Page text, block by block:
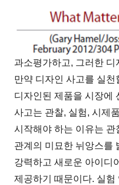
과소평가하고, 그러한 디
만약 디자인 사고를 실
디자인된 제품을 시장에
사고는 관찰, 실험,시제
시작해야 하는 이유는
관계의 미묘한 뉘앙스를
강력하고 새로운 아이디
제공하기 때문이다. 실험